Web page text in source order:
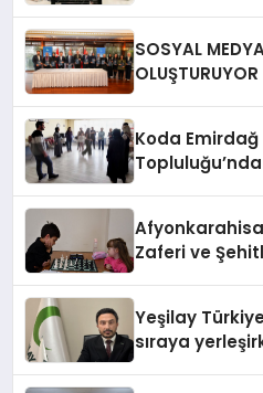
SOSYAL
Koda
Topluluğu’nda
Zaferi ve
Yeşilay
sıraya